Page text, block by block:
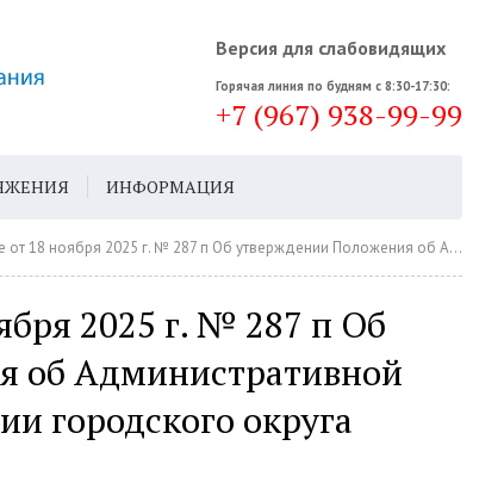
Версия для слабовидящих
Горячая линия по будням с 8:30-17:30:
+7 (967) 938-99-99
ИНФОРМАЦИЯ
г. № 287 п Об утверждении Положения об Административной комиссии Администрации городского округа «город Хасавюрт»
2025 г. № 287 п Об
об Административной
городского округа